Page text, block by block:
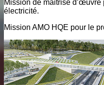
Mission de maitrise d’œuvre
électricité.
Mission AMO HQE pour le